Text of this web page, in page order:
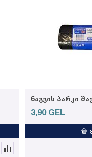
ნაგვის პარკი
3,90 GEL